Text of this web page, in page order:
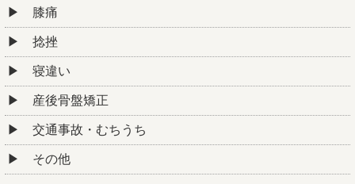
膝痛
捻挫
寝違い
産後骨盤矯正
交通事故・むちうち
その他